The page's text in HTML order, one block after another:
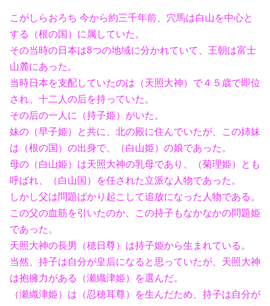
こがしらおろち 今から約三千年前、穴馬は白山を中心と
する（根の国）に属していた。
その当時の日本は8つの地域に分かれていて、王朝は富士
山麓にあった。
当時日本を支配していたのは（天照大神）で４５歳で即位
され、十二人の后を持っていた。
その后の一人に（持子姫）がいた。
妹の（早子姫）と共に、北の殿に住んでいたが、この姉妹
は（根の国）の出身で、（白山姫）の娘であった。
母の（白山姫）は天照大神の乳母であり、（菊理姫）とも
呼ばれ、（白山国）を任された立派な人物であった。
しかし父は問題ばかり起こして追放になった人物である。
この父の血筋を引いたのか、この持子もなかなかの問題姫
であった。
天照大神の長男（穂日尊）は持子姫から生まれている。
当然、持子は自分が皇后になると思っていたが、天照大神
は抱擁力がある（瀬織津姫）を選んだ。
（瀬織津姫）は（忍穂耳尊）を生んだため、持子は自分が